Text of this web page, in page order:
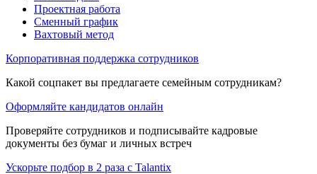
Проектная работа
Сменный график
Вахтовый метод
Корпоративная поддержка сотрудников
Какой соцпакет вы предлагаете семейным сотрудникам?
Оформляйте кандидатов онлайн
Проверяйте сотрудников и подписывайте кадровые
документы без бумаг и личных встреч
Ускорьте подбор в 2 раза с Talantix